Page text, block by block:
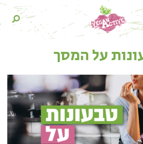
על המסך